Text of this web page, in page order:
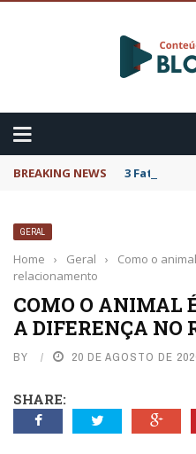
BREAKING NEWS 3 Fatos
GERAL
Home › Geral ›
Como o
relacionamento
COMO O ANIMAL
A DIFERENÇA NO
BY 20 DE AGOSTO DE
SHARE: